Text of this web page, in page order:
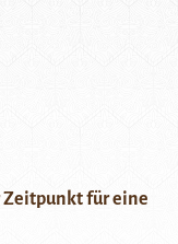
Zeitpunkt für eine